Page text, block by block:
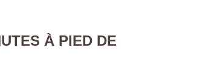
À PIED DE